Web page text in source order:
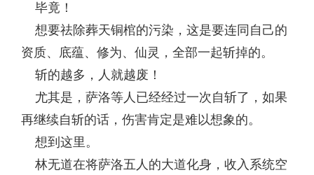
毕竟！
想要祛除葬天铜棺的污染，这是要连同自己的
资质、底蕴、修为、仙灵，全部一起斩掉的。
斩的越多，人就越废！
尤其是，萨洛等人已经经过一次自斩了，如果
再继续自斩的话，伤害肯定是难以想象的。
想到这里。
林无道在将萨洛五人的大道化身，收入系统空